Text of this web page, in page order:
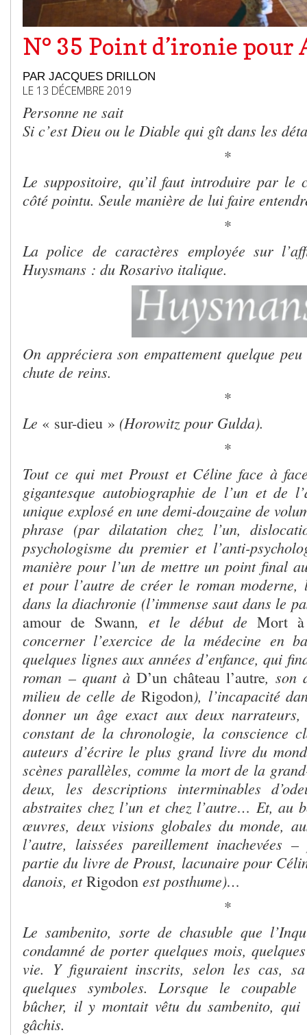
N° 35 Point d’ironie pour
PAR JACQUES DRILLON
LE 13 DÉCEMBRE 2019
Personne ne sait
Si c’est Dieu ou le Diable qui gît dans les
*
Le suppositoire, qu’il faut introduire par le
côté pointu. Seule manière de lui faire
*
La police de caractères employée sur
Huysmans : du Rosarivo italique.
On appréciera son empattement quelque
chute de reins.
*
Le « sur-dieu » (Horowitz pour Gulda).
*
Tout ce qui met Proust et Céline face à
gigantesque autobiographie de l’un et de
unique explosé en une demi-douzaine de
phrase (par dilatation chez l’un,
psychologisme du premier et l’anti-
manière pour l’un de mettre un point final
et pour l’autre de créer le roman moderne,
dans la diachronie (l’immense saut dans le
amour de Swann, et le début de Mort
concerner l’exercice de la médecine en
quelques lignes aux années d’enfance, qui
roman – quant à D’un château l’autre, son
milieu de celle de Rigodon), l’incapacité
donner un âge exact aux deux narrateurs,
constant de la chronologie, la conscience
auteurs d’écrire le plus grand livre du
scènes parallèles, comme la mort de la
deux, les descriptions interminables
abstraites chez l’un et chez l’autre… Et, au
œuvres, deux visions globales du monde,
l’autre, laissées pareillement inachevées
partie du livre de Proust, lacunaire pour
danois, etRigodon est posthume)…
*
Le sambenito, sorte de chasuble que
condamné de porter quelques mois,
vie. Y figuraient inscrits, selon les cas,
quelques symboles. Lorsque le
bûcher, il y montait vêtu du sambenito,
gâchis.